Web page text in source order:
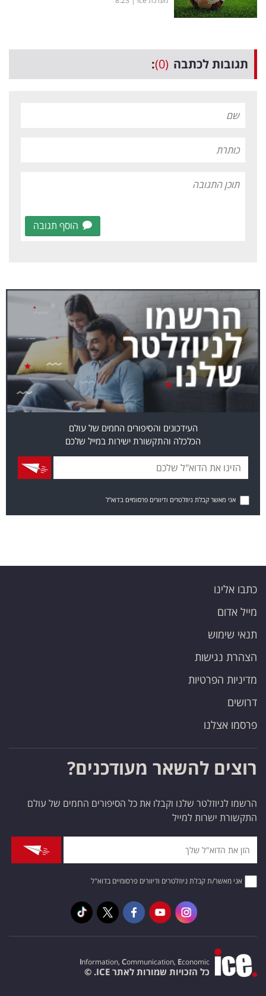
תגובות לכתבה (0)
:
הוסף תגובה
העידכונים והסיפורים החמים של עולם
הכלכלה והתקשורת ישירות במייל שלכם
אני מאשר קבלת ניוזלטרים ודיוורים פרסומיים בדוא"ל
כתבו אלינו
מייל אדום
תנאי שימוש
הצהרת נגישות
מדיניות הפרטיות
דרושים
פרסמו אצלנו
רוצים להשאר מעודכנים?
הרשמו לניוזלטר שלנו וקבלו את כל הסיפורים החמים של עולם
התקשורת ישרות למייל
אני מאשר/ת קבלת ניוזלטרים ודיוורים פרסומיים בדוא"ל
Information, Communication, Economic
כל הזכויות שמורות לאתר ICE. ©